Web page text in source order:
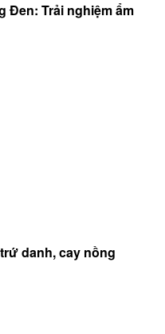
Đen: Trải nghiệm ẩm
danh, cay nồng